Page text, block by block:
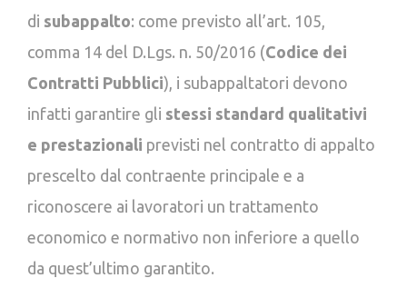
di subappalto: come previsto all’art. 105,
comma 14 del D.Lgs. n. 50/2016 (Codice dei
Contratti Pubblici), i subappaltatori devono
infatti garantire gli stessi standard qualitativi
e prestazionali previsti nel contratto di appalto
prescelto dal contraente principale e a
riconoscere ai lavoratori un trattamento
economico e normativo non inferiore a quello
da quest’ultimo garantito.